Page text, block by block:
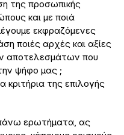
της προσωπικής
και με ποιά
εκφραζόμενες
ποιές αρχές και αξίες
αποτελεσμάτων που
ψήφο μας ;
κριτήρια της επιλογής
ερωτήματα, ας